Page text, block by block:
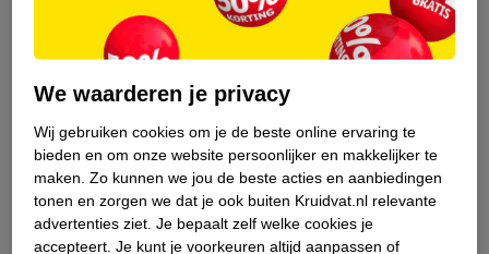
ergste kwaaltjes zijn waarschijnlijk weg en de meest onzekere
periode is voorbij. Je kunt wel af en toe wel wat gespannen
voelen , in welke week van je zwangerschap je ook zit. De
oorzaken zijn vaak heel divers: vanvermoeidheid
Drink genoeg water, want je hebt als zwangere een beetje
meer vocht nodig. Drink 1,5 – 2 liter water.
Slaap voldoende, want het groeien van je kindje kost bergen
We waarderen je privacy
Wij gebruiken cookies om je de beste online ervaring te
bieden en om onze website persoonlijker en makkelijker te
maken. Zo kunnen we jou de beste acties en aanbiedingen
tonen en zorgen we dat je ook buiten Kruidvat.nl relevante
advertenties ziet. Je bepaalt zelf welke cookies je
accepteert. Je kunt je voorkeuren altijd aanpassen of